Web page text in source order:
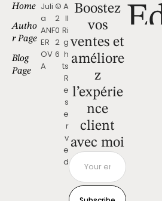
Home
Autho
r Page
Blog
Page
Boostez
vos
ventes et
améliore
z
l’expérie
nce
client
avec moi
Juli
a
ANF
ER
OV
A
©
2
0
2
6
A
ll
Ri
g
h
ts
R
e
s
e
r
v
e
d